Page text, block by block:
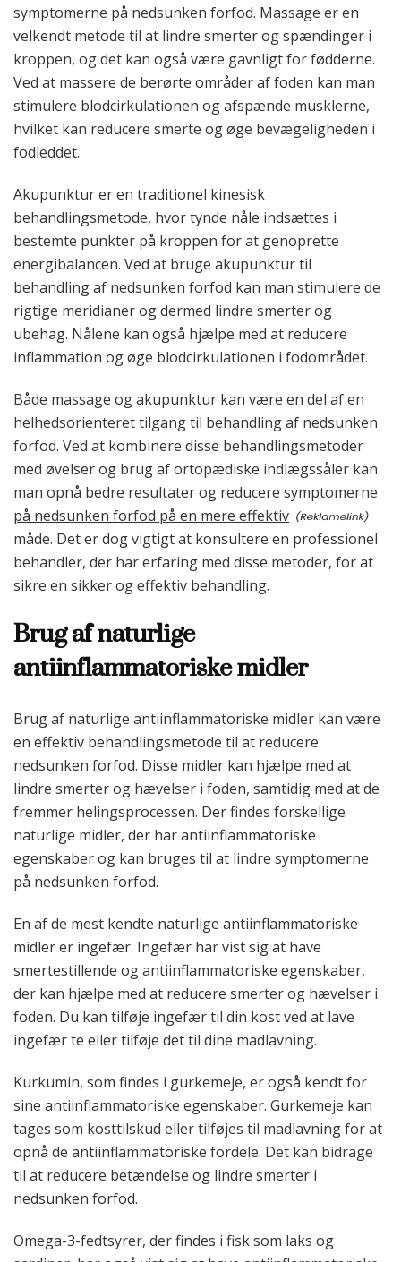
symptomerne på nedsunken forfod. Massage er en
velkendt metode til at lindre smerter og spændinger i
kroppen, og det kan også være gavnligt for fødderne.
Ved at massere de berørte områder af foden kan man
stimulere blodcirkulationen og afspænde musklerne,
hvilket kan reducere smerte og øge bevægeligheden i
fodleddet.
Akupunktur er en traditionel kinesisk
behandlingsmetode, hvor tynde nåle indsættes i
bestemte punkter på kroppen for at genoprette
energibalancen. Ved at bruge akupunktur til
behandling af nedsunken forfod kan man stimulere de
rigtige meridianer og dermed lindre smerter og
ubehag. Nålene kan også hjælpe med at reducere
inflammation og øge blodcirkulationen i fodområdet.
Både massage og akupunktur kan være en del af en
helhedsorienteret tilgang til behandling af nedsunken
forfod. Ved at kombinere disse behandlingsmetoder
med øvelser og brug af ortopædiske indlægssåler kan
man opnå bedre resultaterog reducere symptomerne
på nedsunken forfod på en mere effektiv
måde. Det er dog vigtigt at konsultere en professionel
behandler, der har erfaring med disse metoder, for at
sikre en sikker og effektiv behandling.
Brug af naturlige
antiinflammatoriske midler
Brug af naturlige antiinflammatoriske midler kan være
en effektiv behandlingsmetode til at reducere
nedsunken forfod. Disse midler kan hjælpe med at
lindre smerter og hævelser i foden, samtidig med at de
fremmer helingsprocessen. Der findes forskellige
naturlige midler, der har antiinflammatoriske
egenskaber og kan bruges til at lindre symptomerne
på nedsunken forfod.
En af de mest kendte naturlige antiinflammatoriske
midler er ingefær. Ingefær har vist sig at have
smertestillende og antiinflammatoriske egenskaber,
der kan hjælpe med at reducere smerter og hævelser i
foden. Du kan tilføje ingefær til din kost ved at lave
ingefær te eller tilføje det til dine madlavning.
Kurkumin, som findes i gurkemeje, er også kendt for
sine antiinflammatoriske egenskaber. Gurkemeje kan
tages som kosttilskud eller tilføjes til madlavning for at
opnå de antiinflammatoriske fordele. Det kan bidrage
til at reducere betændelse og lindre smerter i
nedsunken forfod.
Omega-3-fedtsyrer, der findes i fisk som laks og